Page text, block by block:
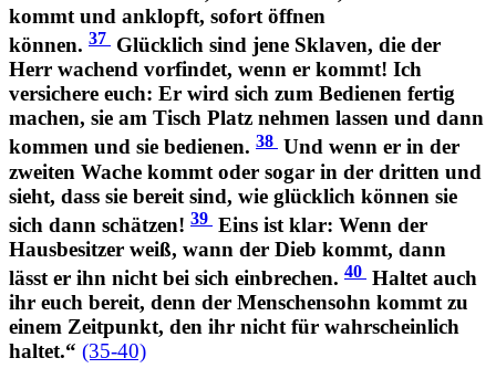
kommt und anklopft, sofort öffnen
können. 37 Glücklich sind jene Sklaven, die der
Herr wachend vorfindet, wenn er kommt! Ich
versichere euch: Er wird sich zum Bedienen fertig
machen, sie am Tisch Platz nehmen lassen und dann
kommen und sie bedienen. 38 Und wenn er in der
zweiten Wache kommt oder sogar in der dritten und
sieht, dass sie bereit sind, wie glücklich können sie
sich dann schätzen! 39 Eins ist klar: Wenn der
Hausbesitzer weiß, wann der Dieb kommt, dann
lässt er ihn nicht bei sich einbrechen. 40 Haltet auch
ihr euch bereit, denn der Menschensohn kommt zu
einem Zeitpunkt, den ihr nicht für wahrscheinlich
haltet.“ (35-40)